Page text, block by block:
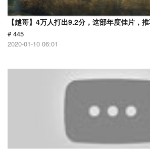
【越哥】4万人打出9.2分，这部年度佳片，
# 445
2020-01-10 06:01